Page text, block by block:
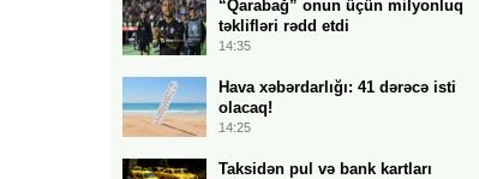
“Qarabağ” onun üçün milyonluq
təklifləri rədd etdi
14:35
Hava xəbərdarlığı: 41 dərəcə isti
olacaq!
14:25
Taksidən pul və bank kartları